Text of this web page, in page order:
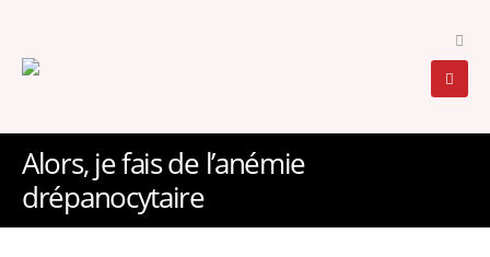
Alors, je fais de l’anémie
drépanocytaire